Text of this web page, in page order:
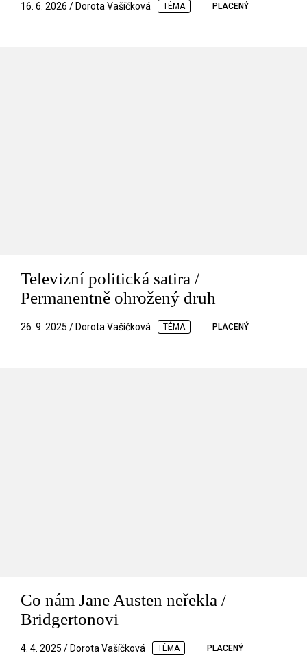
16. 6. 2026 / Dorota Vašíčková TÉMA PLACENÝ
Televizní politická satira /
Permanentně ohrožený druh
26. 9. 2025 / Dorota Vašíčková TÉMA PLACENÝ
Co nám Jane Austen neřekla /
Bridgertonovi
4. 4. 2025 / Dorota Vašíčková TÉMA PLACENÝ